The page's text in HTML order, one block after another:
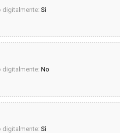
digitalmente: Sì
digitalmente: No
digitalmente: Sì